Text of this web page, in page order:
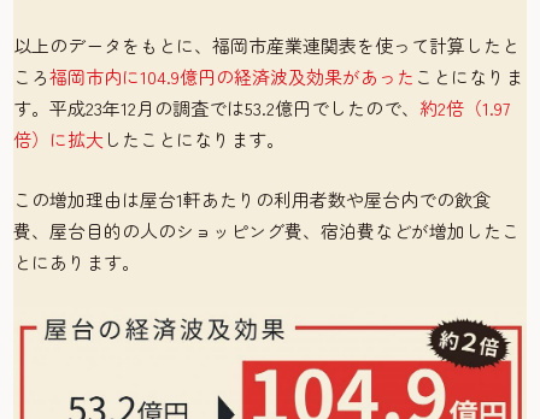
以上のデータをもとに、福岡市産業連関表を使って計算したと
ころ福岡市内に104.9億円の経済波及効果があった ことになりま
す。平成23年12月の調査では53.2億円でしたので、 約2倍（1.97
倍）に拡大 したことになります。
この増加理由は屋台1軒あたりの利用者数や屋台内での飲食
費、屋台目的の人のショッピング費、宿泊費などが増加したこ
とにあります。